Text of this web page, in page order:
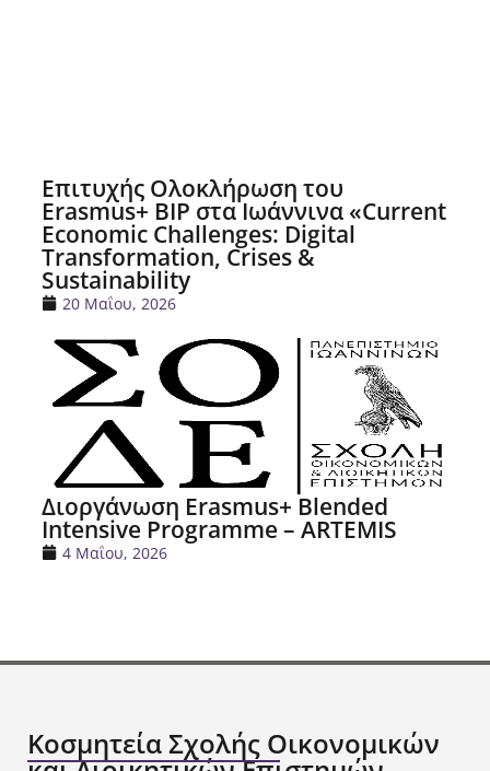
Επιτυχής Ολοκλήρωση του
Erasmus+ BIP στα Ιωάννινα «Current
Economic Challenges: Digital
Transformation, Crises &
Sustainability
20 Μαΐου, 2026
Διοργάνωση Erasmus+ Blended
Intensive Programme – ARTEMIS
4 Μαΐου, 2026
Κοσμητεία Σχολής Οικονομικών